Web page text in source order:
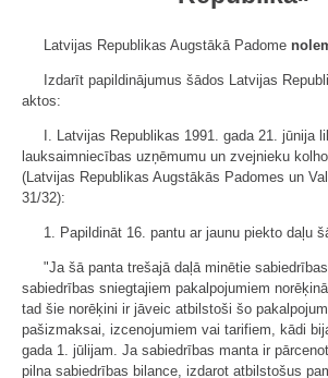
Latvijas Republikas Augstākā Padome
Izdarīt papildinājumus šādos Latvijas
aktos:
I. Latvijas Republikas 1991. gada 21. jūnija
lauksaimniecības uzņēmumu un zvejnieku
(Latvijas Republikas Augstākās Padomes un
31/32):
1. Papildināt 16. pantu ar jaunu piekto daļu
"Ja šā panta trešajā daļā minētie
sabiedrības sniegtajiem pakalpojumiem
tad šie norēķini ir jāveic atbilstoši šo
pašizmaksai, izcenojumiem vai tarifiem, kādi
gada 1. jūlijam. Ja sabiedrības manta ir
pilna sabiedrības bilance, izdarot atbilstošus